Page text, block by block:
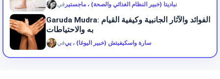
في نباديتا (خبير النظام الغذائي والصحة) ، ماجستير
Garuda Mudra: الفوائد والآثار الجانبية وكيفية القيام
به والاحتياطات
فيسارة واسكيفيتش (خبير اليوغا) ، يي